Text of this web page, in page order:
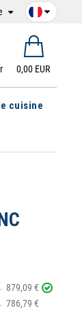
0,00 EUR
cuisine
879,09 €
786,79 €